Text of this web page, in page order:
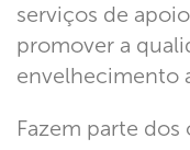
serviços de
promover a
envelhecimento
Fazem parte